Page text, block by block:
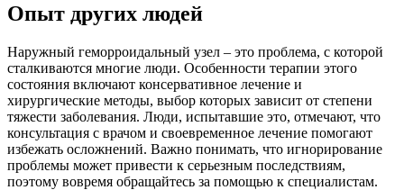
Опыт других людей
Наружный геморроидальный узел – это проблема, с которой
сталкиваются многие люди. Особенности терапии этого
состояния включают консервативное лечение и
хирургические методы, выбор которых зависит от степени
тяжести заболевания. Люди, испытавшие это, отмечают, что
консультация с врачом и своевременное лечение помогают
избежать осложнений. Важно понимать, что игнорирование
проблемы может привести к серьезным последствиям,
поэтому вовремя обращайтесь за помощью к специалистам.